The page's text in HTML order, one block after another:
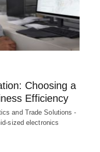
Choosing a
Efficiency
and Trade Solutions -
sized electronics